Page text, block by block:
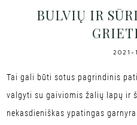
BULVIŲ IR
2021-
Tai gali būti sotus pagrindinis
valgyti su gaiviomis žalių lapų ir
nekasdieniškas ypatingas